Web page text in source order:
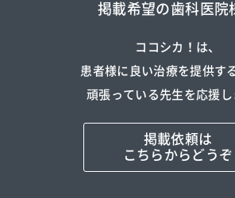
掲載希望の歯科医院
ココシカ！は、
患者様に良い治療を提供す
頑張っている先生を応援し
掲載依頼は
こちらからどうぞ